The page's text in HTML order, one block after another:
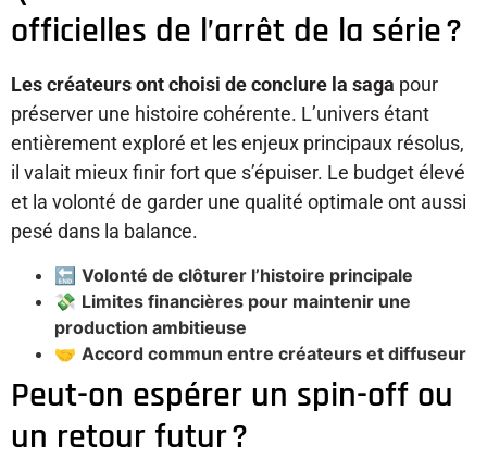
officielles de l’arrêt de la série ?
Les créateurs ont choisi de conclure la saga pour
préserver une histoire cohérente. L’univers étant
entièrement exploré et les enjeux principaux résolus,
il valait mieux finir fort que s’épuiser. Le budget élevé
et la volonté de garder une qualité optimale ont aussi
pesé dans la balance.
🔚 Volonté de clôturer l’histoire principale
💸 Limites financières pour maintenir une
production ambitieuse
🤝 Accord commun entre créateurs et diffuseur
Peut-on espérer un spin-off ou
un retour futur ?